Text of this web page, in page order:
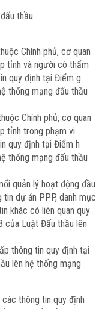
thầu
Chính phủ, cơ quan
tỉnh và người có thẩm
quy định tại Điểm g
thống mạng đấu thầu
Chính phủ, cơ quan
tỉnh trong phạm vi
quy định tại Điểm h
thống mạng đấu thầu
quản lý hoạt động đầu
dự án PPP, danh mục
khác có liên quan quy
của Luật Đấu thầu lên
thông tin quy định tại
lên hệ thống mạng
thông tin quy định